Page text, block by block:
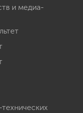
и медиа-